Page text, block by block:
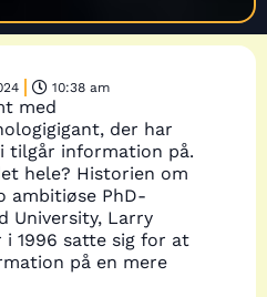
10:38 am
med
der har
tilgår information på.
hele? Historien om
ambitiøse PhD-
University, Larry
i 1996 satte sig for at
på en mere